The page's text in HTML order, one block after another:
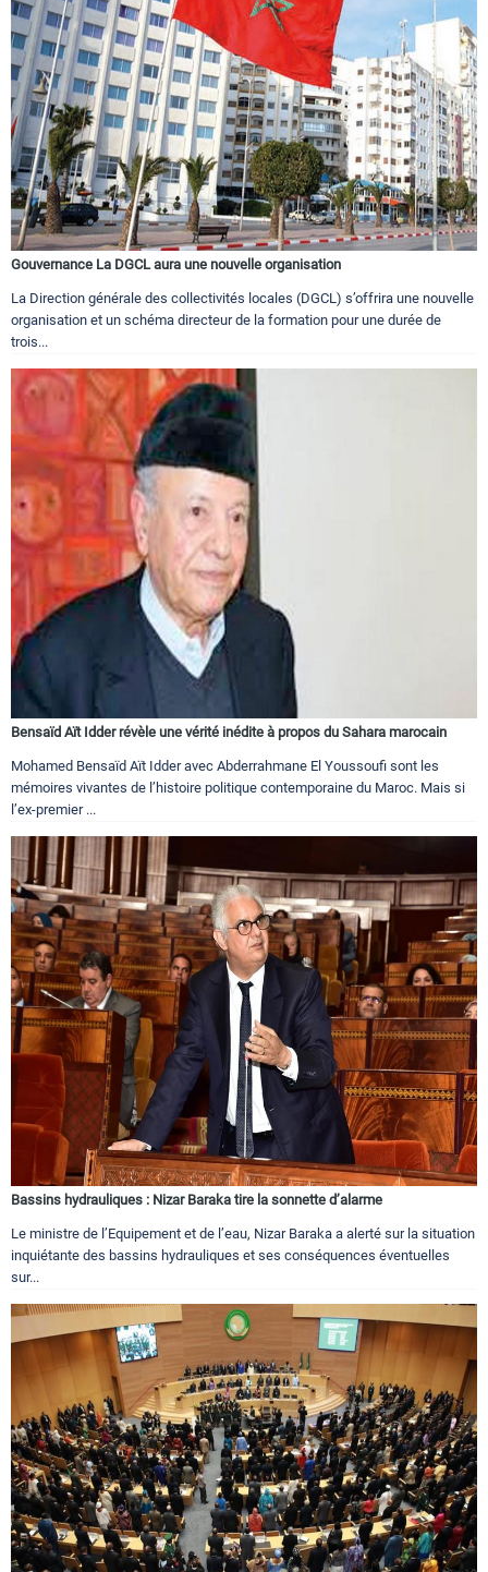
Gouvernance La DGCL aura une nouvelle organisation
La Direction générale des collectivités locales (DGCL) s’offrira une nouvelle
organisation et un schéma directeur de la formation pour une durée de
trois...
Bensaïd Aït Idder révèle une vérité inédite à propos du Sahara marocain
Mohamed Bensaïd Aït Idder avec Abderrahmane El Youssoufi sont les
mémoires vivantes de l’histoire politique contemporaine du Maroc. Mais si
l’ex-premier ...
Bassins hydrauliques : Nizar Baraka tire la sonnette d’alarme
Le ministre de l’Equipement et de l’eau, Nizar Baraka a alerté sur la situation
inquiétante des bassins hydrauliques et ses conséquences éventuelles
sur...